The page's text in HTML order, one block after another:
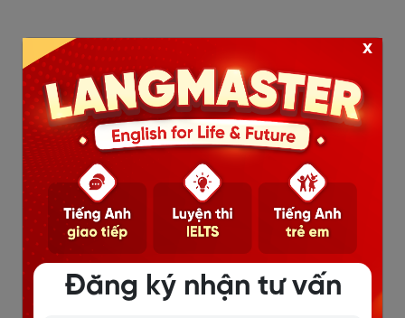
Đăng ký nhận tư vấn
x